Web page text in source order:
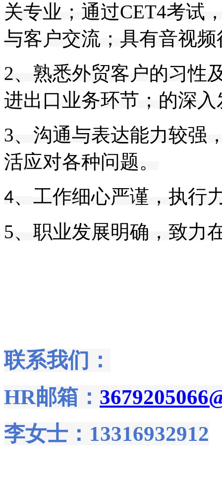
关专业；通过CET4考试
与客户交流； 具有音视
2、熟悉外贸客户的习性
进出口业务环节； 的深
3、 沟通与表达能力较强
活应对各种问题。
4、 工作细心严谨，执行
5、 职业发展明确，致力
联系我们：
HR邮箱：
李女士：13316932912